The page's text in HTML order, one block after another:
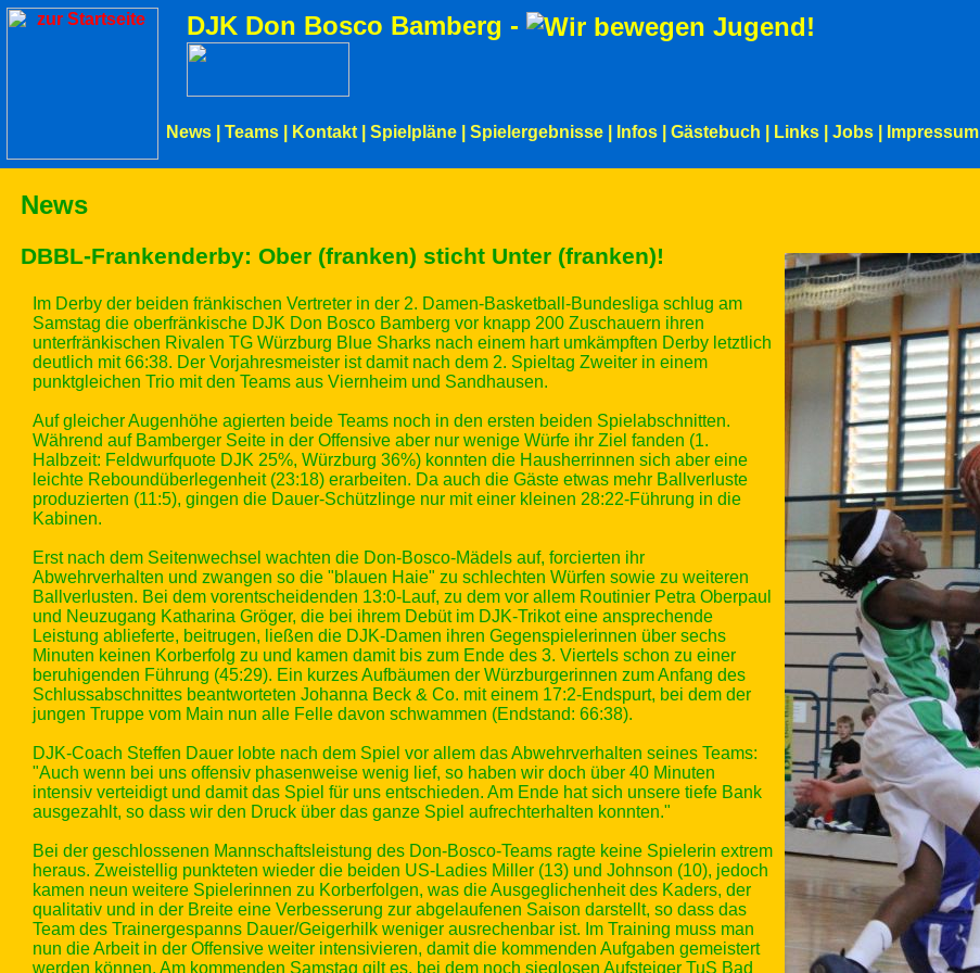
DJK Don Bosco Bamberg -
News Teams Kontakt Spielpläne Spielergebnisse Infos Gästebuch Links Jobs Impressum
News
DBBL-Frankenderby: Ober (franken) sticht Unter (franken)!
Im Derby der beiden fränkischen Vertreter in der 2. Damen-Basketball-Bundesliga schlug am
Samstag die oberfränkische DJK Don Bosco Bamberg vor knapp 200 Zuschauern ihren
unterfränkischen Rivalen TG Würzburg Blue Sharks nach einem hart umkämpften Derby letztlich
deutlich mit 66:38. Der Vorjahresmeister ist damit nach dem 2. Spieltag Zweiter in einem
punktgleichen Trio mit den Teams aus Viernheim und Sandhausen.
Auf gleicher Augenhöhe agierten beide Teams noch in den ersten beiden Spielabschnitten.
Während auf Bamberger Seite in der Offensive aber nur wenige Würfe ihr Ziel fanden (1.
Halbzeit: Feldwurfquote DJK 25%, Würzburg 36%) konnten die Hausherrinnen sich aber eine
leichte Reboundüberlegenheit (23:18) erarbeiten. Da auch die Gäste etwas mehr Ballverluste
produzierten (11:5), gingen die Dauer-Schützlinge nur mit einer kleinen 28:22-Führung in die
Kabinen.
Erst nach dem Seitenwechsel wachten die Don-Bosco-Mädels auf, forcierten ihr
Abwehrverhalten und zwangen so die "blauen Haie" zu schlechten Würfen sowie zu weiteren
Ballverlusten. Bei dem vorentscheidenden 13:0-Lauf, zu dem vor allem Routinier Petra Oberpaul
und Neuzugang Katharina Gröger, die bei ihrem Debüt im DJK-Trikot eine ansprechende
Leistung ablieferte, beitrugen, ließen die DJK-Damen ihren Gegenspielerinnen über sechs
Minuten keinen Korberfolg zu und kamen damit bis zum Ende des 3. Viertels schon zu einer
beruhigenden Führung (45:29). Ein kurzes Aufbäumen der Würzburgerinnen zum Anfang des
Schlussabschnittes beantworteten Johanna Beck & Co. mit einem 17:2-Endspurt, bei dem der
jungen Truppe vom Main nun alle Felle davon schwammen (Endstand: 66:38).
DJK-Coach Steffen Dauer lobte nach dem Spiel vor allem das Abwehrverhalten seines Teams:
"Auch wenn bei uns offensiv phasenweise wenig lief, so haben wir doch über 40 Minuten
intensiv verteidigt und damit das Spiel für uns entschieden. Am Ende hat sich unsere tiefe Bank
ausgezahlt, so dass wir den Druck über das ganze Spiel aufrechterhalten konnten."
Bei der geschlossenen Mannschaftsleistung des Don-Bosco-Teams ragte keine Spielerin extrem
heraus. Zweistellig punkteten wieder die beiden US-Ladies Miller (13) und Johnson (10), jedoch
kamen neun weitere Spielerinnen zu Korberfolgen, was die Ausgeglichenheit des Kaders, der
qualitativ und in der Breite eine Verbesserung zur abgelaufenen Saison darstellt, so dass das
Team des Trainergespanns Dauer/Geigerhilk weniger ausrechenbar ist. Im Training muss man
nun die Arbeit in der Offensive weiter intensivieren, damit die kommenden Aufgaben gemeistert
werden können. Am kommenden Samstag gilt es, bei dem noch sieglosen Aufsteiger TuS Bad